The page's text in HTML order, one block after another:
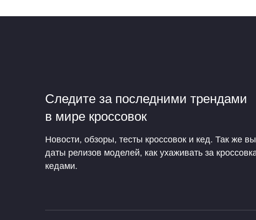
Следите за последними трендами
в мире кроссовок
Новости, обзоры, тесты кроссовок и кед. Так же
даты релизов моделей, как ухаживать за
кедами.